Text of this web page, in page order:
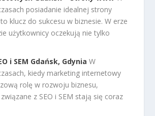
posiadanie idealnej strony
klucz do sukcesu w biznesie. W erze
użytkownicy oczekują nie tylko
i SEM Gdańsk, Gdynia W
kiedy marketing internetowy
rolę w rozwoju biznesu,
z SEO i SEM stają się coraz